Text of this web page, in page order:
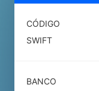
CÓDIGO
SWIFT
BANCO